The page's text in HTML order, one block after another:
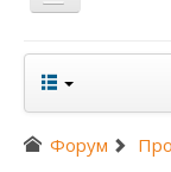
Старт!
Текущие
Форум
Форум